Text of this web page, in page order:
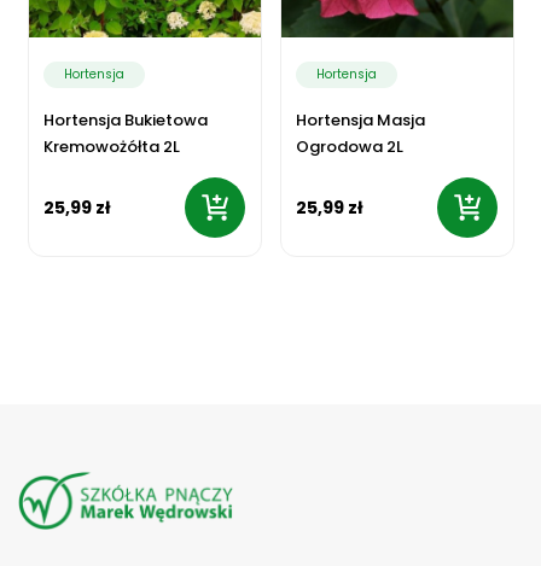
Hortensja
Hortensja Bukietowa
Kremowożółta 2L
25,99 zł
Hortensja
Hortensja Masja
Ogrodowa 2L
25,99 zł